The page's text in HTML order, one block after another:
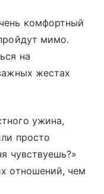
комфортный
мимо.
на
жестах
ужина,
просто
чувствуешь?»
отношений, чем